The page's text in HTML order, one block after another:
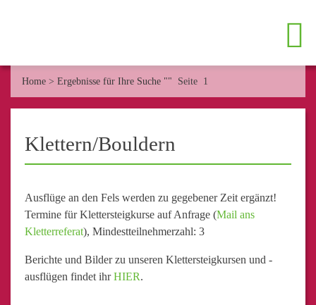
Home > Ergebnisse für Ihre Suche "" Seite 1
Klettern/Bouldern
Ausflüge an den Fels werden zu gegebener Zeit ergänzt!
Termine für Klettersteigkurse auf Anfrage (Mail ans
Kletterreferat), Mindestteilnehmerzahl: 3
Berichte und Bilder zu unseren Klettersteigkursen und -
ausflügen findet ihrHIER.